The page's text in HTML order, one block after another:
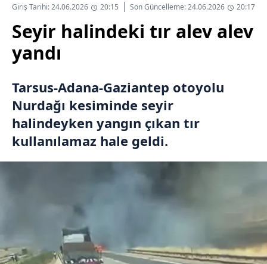
Giriş Tarihi: 24.06.2026
20:15 Son Güncelleme: 24.06.2026 20:17
Seyir halindeki tır alev alev
yandı
Tarsus-Adana-Gaziantep otoyolu
Nurdağı kesiminde seyir
halindeyken yangın çıkan tır
kullanılamaz hale geldi.